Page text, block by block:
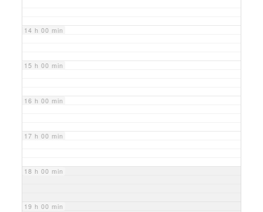
14 h 00 min
15 h 00 min
16 h 00 min
17 h 00 min
18 h 00 min
19 h 00 min